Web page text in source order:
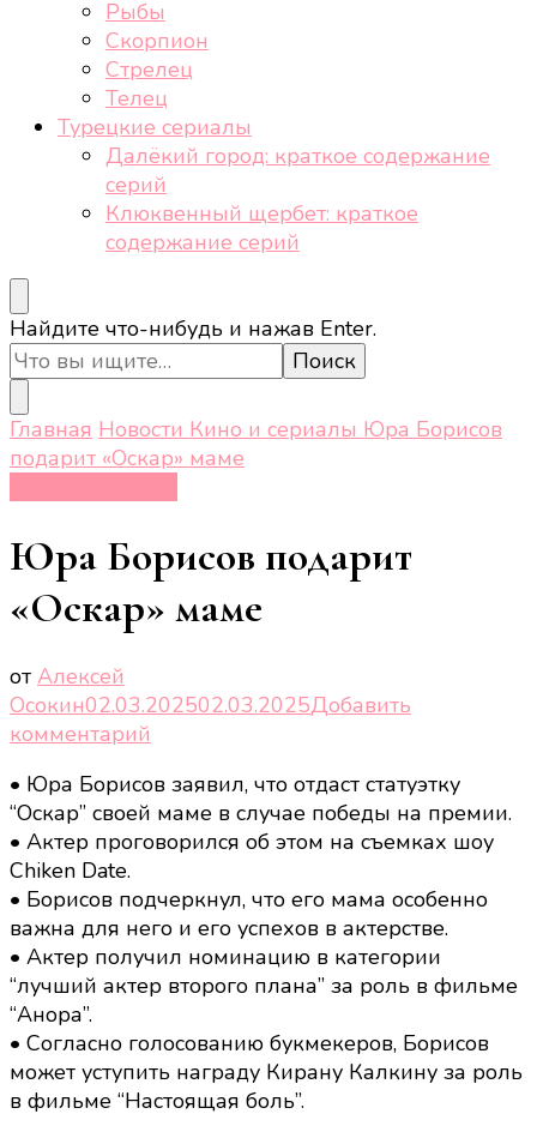
Рыбы
Скорпион
Стрелец
Телец
Турецкие сериалы
Далёкий город: краткое содержание
серий
Клюквенный щербет: краткое
содержание серий
Ищите
что-
то?
Найдите что-нибудь и нажав Enter.
Главная Новости Кино и сериалы Юра Борисов
подарит «Оскар» маме
Юра Борисов подарит
«Оскар» маме
от Алексей
Осокин02.03.202502.03.2025Добавить
комментарий
Юра
Борисов
подарит
маме
• Юра Борисов заявил, что отдаст статуэтку
“Оскар” своей маме в случае победы на премии.
• Актер проговорился об этом на съемках шоу
Chiken Date.
• Борисов подчеркнул, что его мама особенно
важна для него и его успехов в актерстве.
• Актер получил номинацию в категории
“лучший актер второго плана” за роль в фильме
“Анора”.
• Согласно голосованию букмекеров, Борисов
может уступить награду Кирану Калкину за роль
в фильме “Настоящая боль”.